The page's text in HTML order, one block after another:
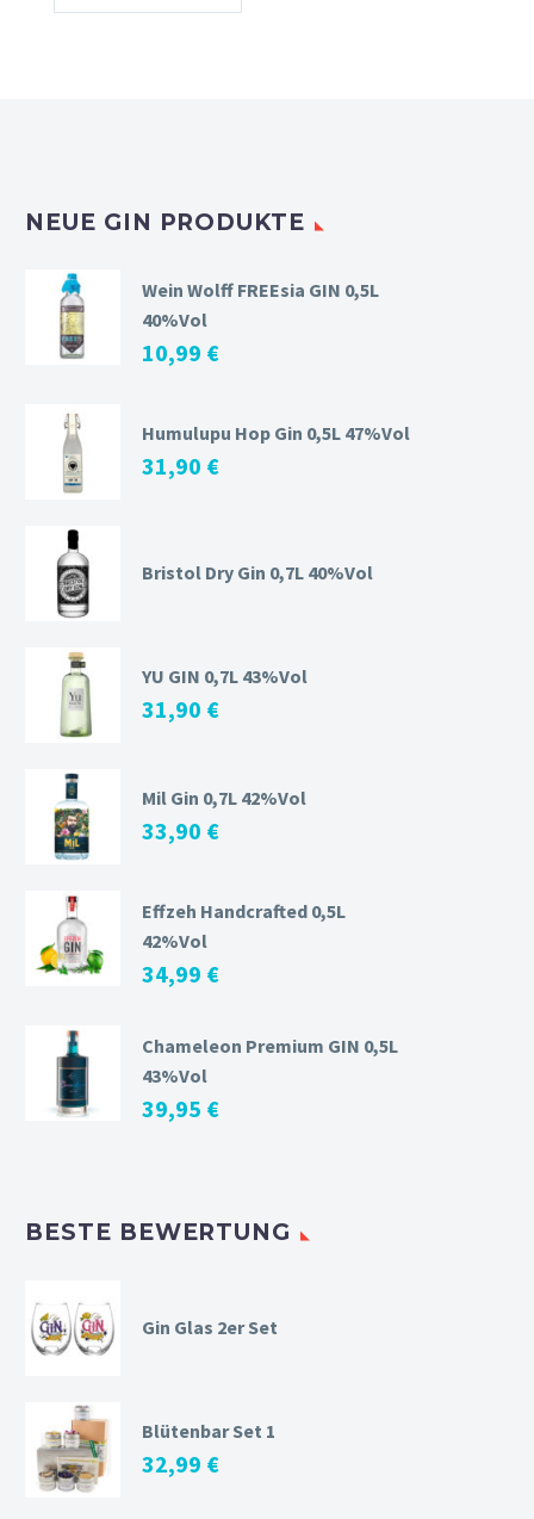
NEUE GIN PRODUKTE
Wein Wolff FREEsia GIN 0,5L
40%Vol
10,99 €
Humulupu Hop Gin 0,5L 47%Vol
31,90 €
Bristol Dry Gin 0,7L 40%Vol
YU GIN 0,7L 43%Vol
31,90 €
Mil Gin 0,7L 42%Vol
33,90 €
Effzeh Handcrafted 0,5L
42%Vol
34,99 €
Chameleon Premium GIN 0,5L
43%Vol
39,95 €
BESTE BEWERTUNG
Gin Glas 2er Set
Blütenbar Set 1
32,99 €